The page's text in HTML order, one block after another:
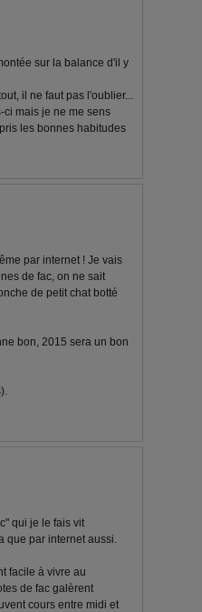
sur la balance d'il y
il ne faut pas l'oublier...
ci mais je ne me sens
les bonnes habitudes
par internet ! Je vais
de fac, on ne sait
de petit chat botté
bon, 2015 sera un bon
qui je le fais vit
que par internet aussi.
facile à vivre au
de fac galèrent
cours entre midi et